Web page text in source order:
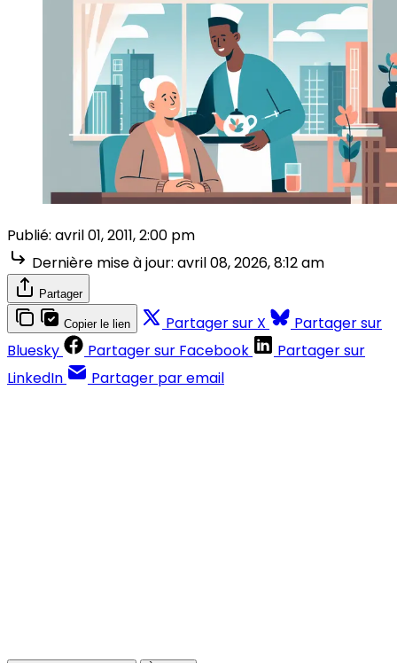
Publié: avril 01, 2011, 2:00 pm
Dernière mise à jour: avril 08, 2026, 8:12 am
Partager
Copier le lien Partager sur X
Partager sur
Bluesky
Partager sur Facebook
Partager sur
LinkedIn
Partager par email